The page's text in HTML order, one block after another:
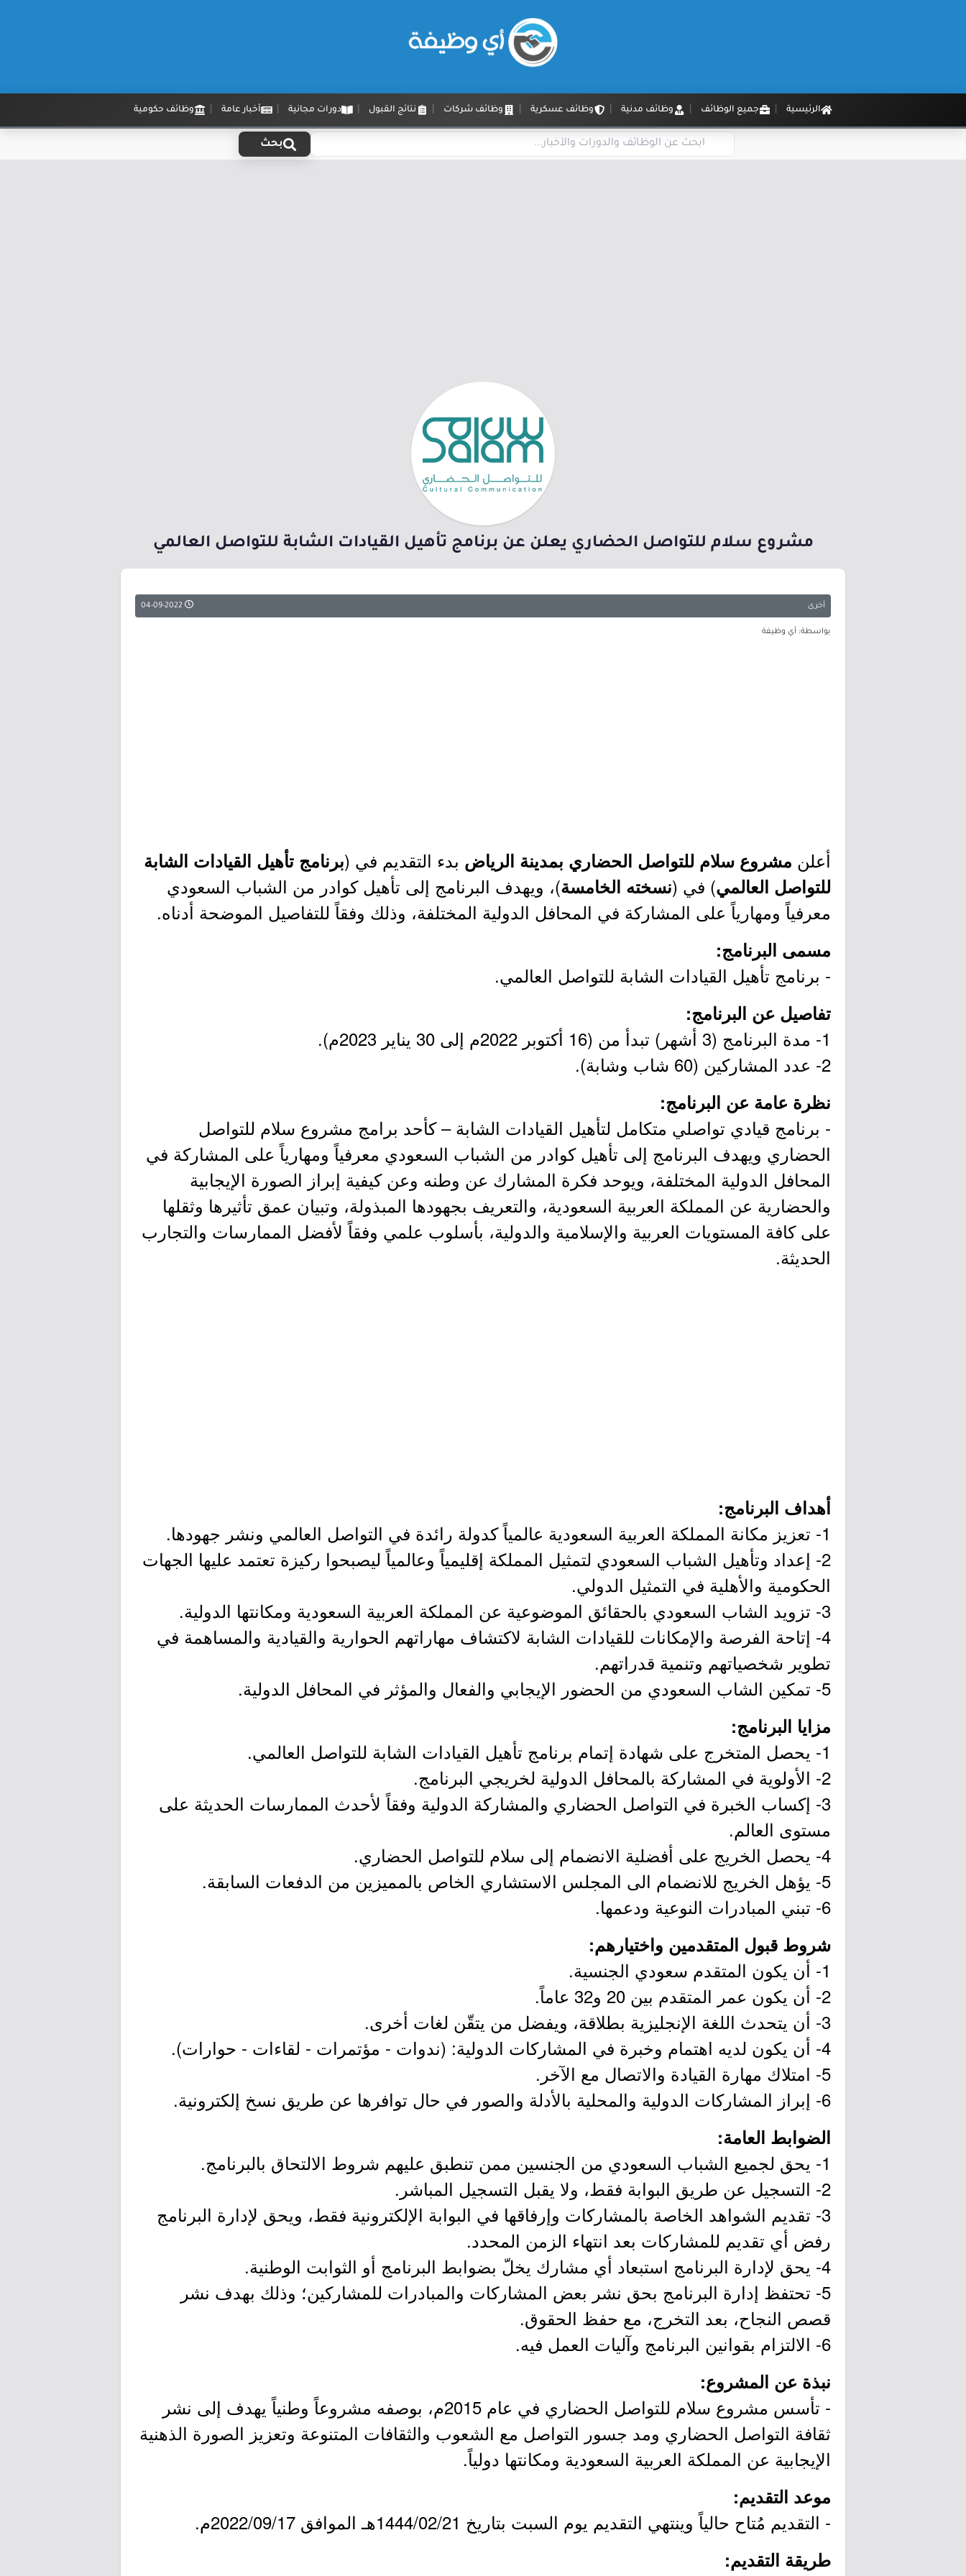
الرئيسية جميع الوظائف وظائف مدنية وظائف عسكرية وظائف شركات نتائج القبول دورات مجانية أخبار عامة وظائف حكومية
بحث
مشروع سلام للتواصل الحضاري يعلن عن برنامج تأهيل القيادات الشابة للتواصل العالمي
أخرى
بواسطة: أي وظيفة
أعلن مشروع سلام للتواصل الحضاري بمدينة الرياض بدء التقديم في (برنامج تأهيل القيادات الشابة
للتواصل العالمي) في (نسخته الخامسة)، ويهدف البرنامج إلى تأهيل كوادر من الشباب السعودي
معرفياً ومهارياً على المشاركة في المحافل الدولية المختلفة، وذلك وفقاً للتفاصيل الموضحة أدناه.
مسمى البرنامج:
- برنامج تأهيل القيادات الشابة للتواصل العالمي.
تفاصيل عن البرنامج:
1- مدة البرنامج (3 أشهر) تبدأ من (16 أكتوبر 2022م إلى 30 يناير 2023م).
2- عدد المشاركين (60 شاب وشابة).
نظرة عامة عن البرنامج:
- برنامج قيادي تواصلي متكامل لتأهيل القيادات الشابة – كأحد برامج مشروع سلام للتواصل
الحضاري ويهدف البرنامج إلى تأهيل كوادر من الشباب السعودي معرفياً ومهارياً على المشاركة في
المحافل الدولية المختلفة، ويوحد فكرة المشارك عن وطنه وعن كيفية إبراز الصورة الإيجابية
والحضارية عن المملكة العربية السعودية، والتعريف بجهودها المبذولة، وتبيان عمق تأثيرها وثقلها
على كافة المستويات العربية والإسلامية والدولية، بأسلوب علمي وفقاً لأفضل الممارسات والتجارب
الحديثة.
أهداف البرنامج:
1- تعزيز مكانة المملكة العربية السعودية عالمياً كدولة رائدة في التواصل العالمي ونشر جهودها.
2- إعداد وتأهيل الشباب السعودي لتمثيل المملكة إقليمياً وعالمياً ليصبحوا ركيزة تعتمد عليها الجهات
الحكومية والأهلية في التمثيل الدولي.
3- تزويد الشاب السعودي بالحقائق الموضوعية عن المملكة العربية السعودية ومكانتها الدولية.
4- إتاحة الفرصة والإمكانات للقيادات الشابة لاكتشاف مهاراتهم الحوارية والقيادية والمساهمة في
تطوير شخصياتهم وتنمية قدراتهم.
5- تمكين الشاب السعودي من الحضور الإيجابي والفعال والمؤثر في المحافل الدولية.
مزايا البرنامج:
1- يحصل المتخرج على شهادة إتمام برنامج تأهيل القيادات الشابة للتواصل العالمي.
2- الأولوية في المشاركة بالمحافل الدولية لخريجي البرنامج.
3- إكساب الخبرة في التواصل الحضاري والمشاركة الدولية وفقاً لأحدث الممارسات الحديثة على
مستوى العالم.
4- يحصل الخريج على أفضلية الانضمام إلى سلام للتواصل الحضاري.
5- يؤهل الخريج للانضمام الى المجلس الاستشاري الخاص بالمميزين من الدفعات السابقة.
6- تبني المبادرات النوعية ودعمها.
شروط قبول المتقدمين واختيارهم​:
1- أن يكون المتقدم سعودي الجنسية.​
2- أن يكون عمر المتقدم بين 20 و32 عاماً.​
3- أن يتحدث اللغة الإنجليزية بطلاقة، ويفضل من يتقّن لغات أخرى.​
4- أن يكون لديه اهتمام وخبرة في المشاركات الدولية: (ندوات - مؤتمرات - لقاءات - حوارات).​
5- امتلاك مهارة القيادة والاتصال مع الآخر.​
6- إبراز المشاركات الدولية والمحلية بالأدلة والصور في حال توافرها عن طريق نسخ إلكترونية.​​
الضوابط العامة​:
1- يحق لجميع الشباب السعودي من الجنسين ممن تنطبق عليهم شروط الالتحاق بالبرنامج. ​
2- التسجيل عن طريق البوابة فقط، ولا يقبل التسجيل المباشر.​
3- تقديم الشواهد الخاصة بالمشاركات وإرفاقها في البوابة الإلكترونية فقط، ويحق لإدارة البرنامج
رفض أي تقديم للمشاركات بعد انتهاء الزمن المحدد.​
4- يحق لإدارة البرنامج استبعاد أي مشارك يخلّ بضوابط البرنامج أو الثوابت الوطنية.​
5- تحتفظ إدارة البرنامج بحق نشر بعض المشاركات والمبادرات للمشاركين؛ وذلك بهدف نشر
قصص النجاح، بعد التخرج، مع حفظ الحقوق.​​
6- الالتزام بقوانين البرنامج وآليات العمل فيه.​​
نبذة عن المشروع:
- تأسس مشروع سلام للتواصل الحضاري في عام 2015م، بوصفه مشروعاً وطنياً يهدف إلى نشر
ثقافة التواصل الحضاري ومد جسور التواصل مع الشعوب والثقافات المتنوعة وتعزيز الصورة الذهنية
الإيجابية عن المملكة العربية السعودية ومكانتها دولياً.
موعد التقديم:
- التقديم مُتاح حالياً وينتهي التقديم يوم السبت بتاريخ 1444/02/21هـ الموافق 2022/09/17م.
طريقة التقديم: